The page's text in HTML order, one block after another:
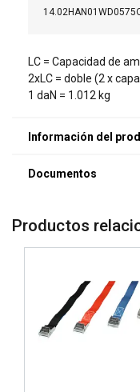
LC = Capacidad de
2xLC = doble (2 x
1 daN = 1.012 kg
Productos
Ese sitio